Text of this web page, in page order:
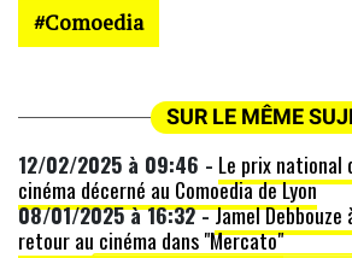
Comoedia
SUR LE MÊME
12/02/2025 à 09:46 - Le prix national
cinéma décerné au Comoedia de Lyon
08/01/2025 à 16:32 -Jamel Debbouze
retour au cinéma dans "Mercato"